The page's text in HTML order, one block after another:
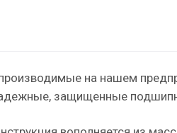
на нашем
защищенные